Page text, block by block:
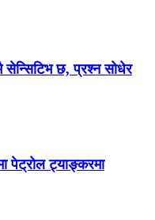
सेन्सिटिभ छ, प्रश्न सोधेर
पेट्रोल ट्याङ्करमा